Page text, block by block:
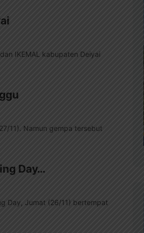
IKEMAL kabupaten Deiyai
11). Namun gempa tersebut
Day…
Day, Jumat (26/11) bertempat